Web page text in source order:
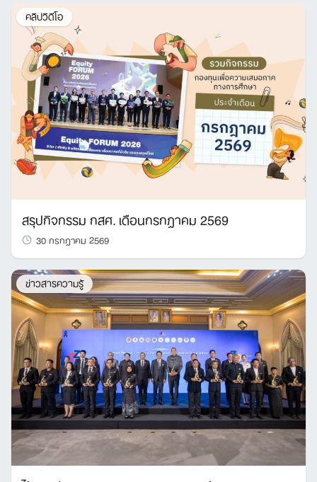
คลิปวิดีโอ
สรุปกิจกรรม กสศ. เดือนกรกฎาคม 2569
30 กรกฎาคม 2569
ข่าวสารความรู้